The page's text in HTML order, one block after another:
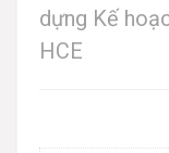
dựng Kế
HCE